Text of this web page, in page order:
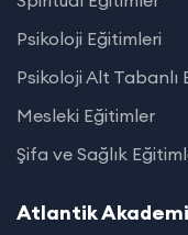
Psikoloji Eğitimleri
Psikoloji Alt Tabanlı
Mesleki Eğitimler
Şifa ve Sağlık
Atlantik Akademi